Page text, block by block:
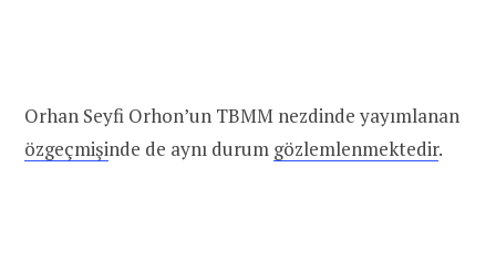
Orhan Seyfi Orhon’un TBMM nezdinde yayımlanan
özgeçmişinde de aynı durum gözlemlenmektedir.